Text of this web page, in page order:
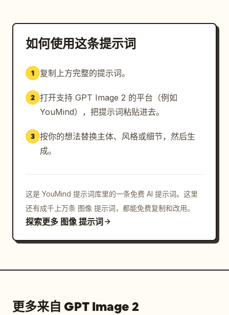
如何使用这条提示词
1 复制上方完整的提示词。
2 打开支持 GPT Image 2 的平台（例如
YouMind），把提示词粘贴进去。
3 按你的想法替换主体、风格或细节，然后生
成。
这是 YouMind 提示词库里的一条免费 AI 提示词。这里
还有成千上万条 图像 提示词，都能免费复制和改用。
探索更多 图像 提示词
更多来自 GPT Image 2